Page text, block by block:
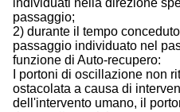
individuati nella direzione
passaggio;
2) durante il tempo
passaggio individuato nel
funzione di Auto-recupero:
I portoni di oscillazione non
ostacolata a causa di
dell'intervento umano, il